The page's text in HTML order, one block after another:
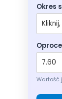
Okres
Wartość